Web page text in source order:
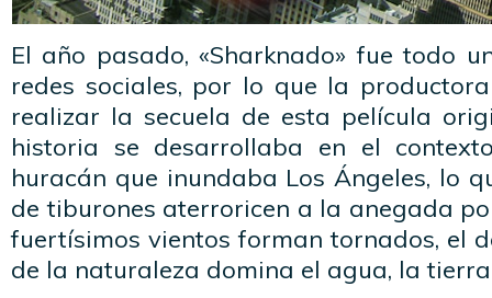
El año pasado, «Sharknado» fue todo
redes sociales, por lo que la
realizar la secuela de esta película
historia se desarrollaba en el
huracán que inundaba Los Ángeles, lo
de tiburones aterroricen a la anegada
fuertísimos vientos forman tornados, el
de la naturaleza domina el agua, la